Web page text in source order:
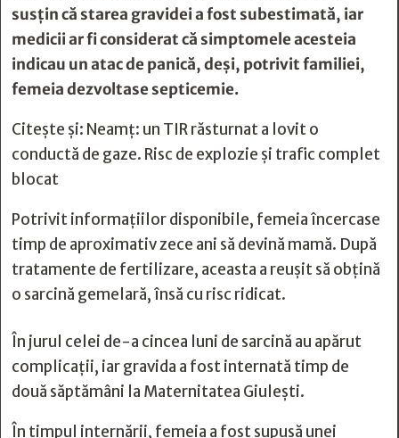
susțin că starea gravidei a fost subestimată, iar
medicii ar fi considerat că simptomele acesteia
indicau un atac de panică, deși, potrivit familiei,
femeia dezvoltase septicemie.
Citește și: Neamț: un TIR răsturnat a lovit o
conductă de gaze. Risc de explozie și trafic complet
blocat
Potrivit informațiilor disponibile, femeia încercase
timp de aproximativ zece ani să devină mamă. După
tratamente de fertilizare, aceasta a reușit să obțină
o sarcină gemelară, însă cu risc ridicat.
În jurul celei de-a cincea luni de sarcină au apărut
complicații, iar gravida a fost internată timp de
două săptămâni la Maternitatea Giulești.
În timpul internării, femeia a fost supusă unei